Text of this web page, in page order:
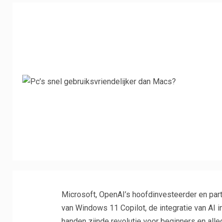
Microsoft, OpenAI’s hoofdinvesteerder en
van Windows 11 Copilot, de integratie van AI